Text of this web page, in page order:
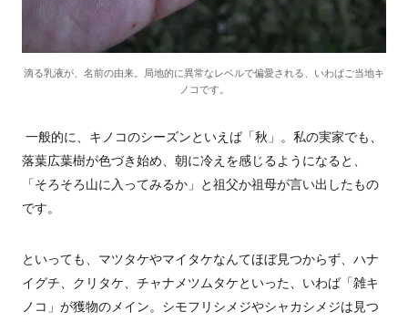
滴る乳液が、名前の由来。局地的に異常なレベルで偏愛される、いわばご当地キ
ノコです。
一般的に、キノコのシーズンといえば「秋」。私の実家でも、
落葉広葉樹が色づき始め、朝に冷えを感じるようになると、
「そろそろ山に入ってみるか」と祖父か祖母が言い出したもの
です。
といっても、マツタケやマイタケなんてほぼ見つからず、ハナ
イグチ、クリタケ、チャナメツムタケといった、いわば「雑キ
ノコ」が獲物のメイン。シモフリシメジやシャカシメジは見つ